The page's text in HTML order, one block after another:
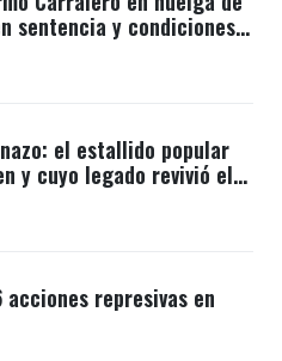
sentencia y condiciones
el estallido popular
y cuyo legado revivió el
acciones represivas en